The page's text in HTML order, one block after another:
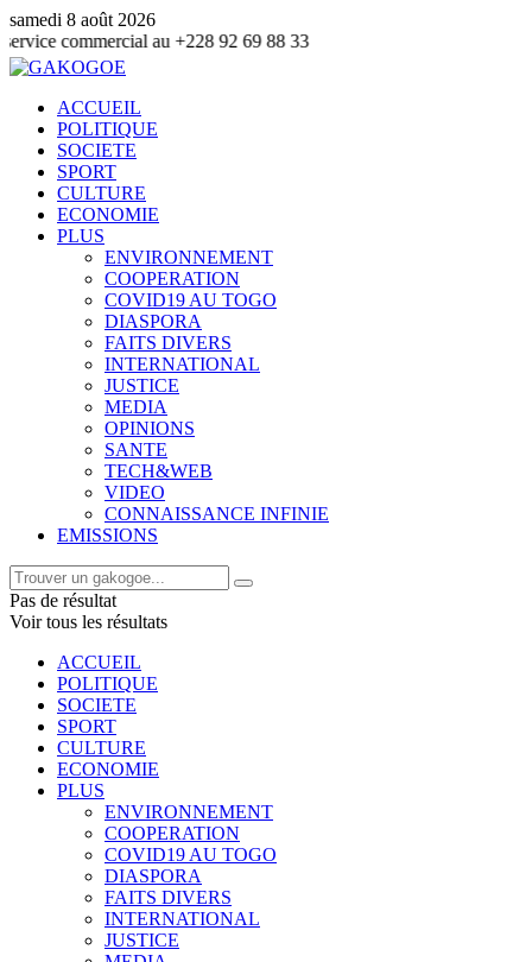
samedi 8 août 2026
au +228 92 69 88 33
ACCUEIL
POLITIQUE
SOCIETE
SPORT
CULTURE
ECONOMIE
PLUS
ENVIRONNEMENT
COOPERATION
COVID19 AU TOGO
DIASPORA
FAITS DIVERS
INTERNATIONAL
JUSTICE
MEDIA
OPINIONS
SANTE
TECH&WEB
VIDEO
CONNAISSANCE INFINIE
EMISSIONS
Pas de résultat
Voir tous les résultats
ACCUEIL
POLITIQUE
SOCIETE
SPORT
CULTURE
ECONOMIE
PLUS
ENVIRONNEMENT
COOPERATION
COVID19 AU TOGO
DIASPORA
FAITS DIVERS
INTERNATIONAL
JUSTICE